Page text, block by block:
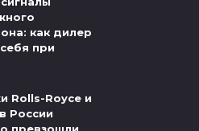
как дилер
при
Rolls-Royce и
России